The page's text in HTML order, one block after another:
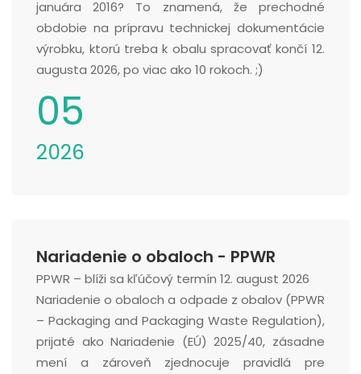
januára 2016? To znamená, že prechodné
obdobie na prípravu technickej dokumentácie
výrobku, ktorú treba k obalu spracovať končí 12.
augusta 2026, po viac ako 10 rokoch. ;)
05
2026
Nariadenie o obaloch - PPWR
PPWR – blíži sa kľúčový termín 12. august 2026
Nariadenie o obaloch a odpade z obalov (PPWR
– Packaging and Packaging Waste Regulation),
prijaté ako Nariadenie (EÚ) 2025/40, zásadne
mení a zároveň zjednocuje pravidlá pre